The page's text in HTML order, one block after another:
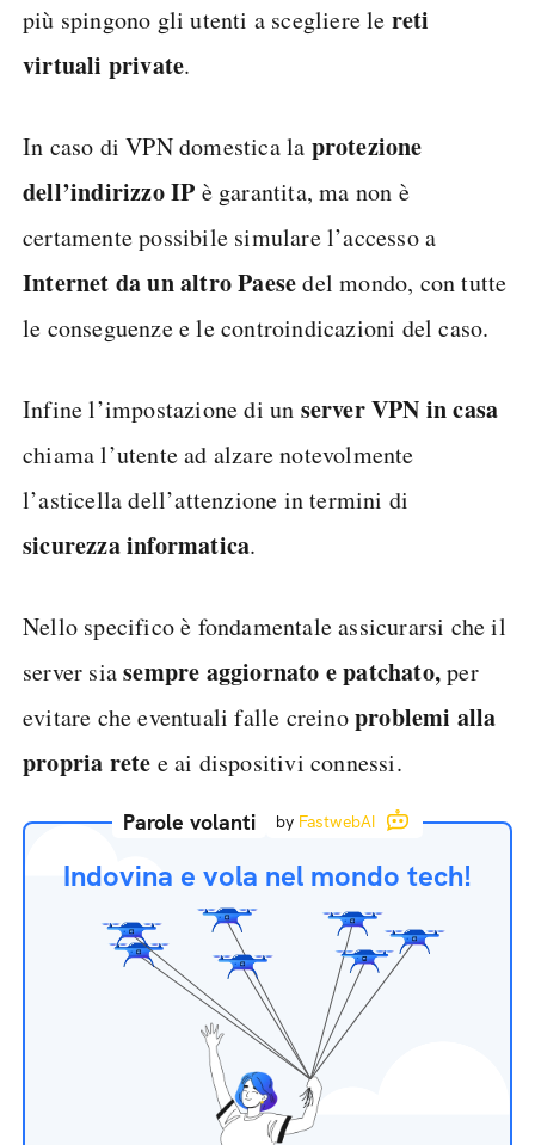
più spingono gli utenti a scegliere le reti
virtuali private.
In caso di VPN domestica la protezione
dell’indirizzo IP è garantita, ma non è
certamente possibile simulare l’accesso a
Internet da un altro Paesedel mondo, con tutte
le conseguenze e le controindicazioni del caso.
Infine l’impostazione di un server VPN in casa
chiama l’utente ad alzare notevolmente
l’asticella dell’attenzione in termini di
sicurezza informatica.
Nello specifico è fondamentale assicurarsi che il
server siasempre aggiornato e patchato,per
evitare che eventuali falle creinoproblemi alla
propria rete e ai dispositivi connessi.
Parole volanti by FastwebAI
Indovina e vola nel mondo tech!